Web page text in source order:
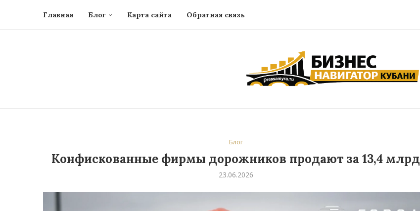
Главная Блог Карта сайта Обратная связь
Блог
Конфискованные фирмы дорожников продают за 13,4 млрд
23.06.2026